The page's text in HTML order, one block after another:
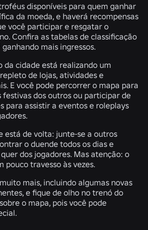
disponíveis para quem ganhar
da moeda, e haverá recompensas
você participar e resgatar o
Confira as tabelas de classificação
mais ingressos.
da cidade está realizando um
de lojas, atividades e
E você pode percorrer o mapa para
dos outros ou participar de
para assistir a eventos e roleplays
está de volta: junte-se a outros
o duende todos os dias e
dos jogadores. Mas atenção: o
pouco travesso às vezes.
mais, incluindo algumas novas
e fique de olho no trenó do
o mapa, pois você pode